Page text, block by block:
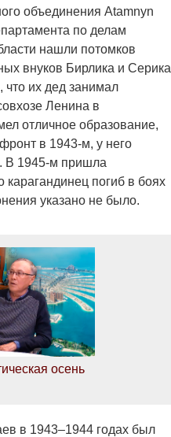
объединения Atamnyn
по делам
нашли потомков
внуков Бирлика и Серика
что их дед занимал
Ленина в
отличное образование,
в 1943-м, у него
В 1945-м пришла
погиб в боях
указано не было.
осень
в 1943–1944 годах был